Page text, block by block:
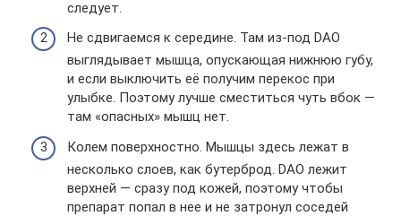
следует.
Не сдвигаемся к середине. Там из-под DAO
выглядывает мышца, опускающая нижнюю губу,
и если выключить её получим перекос при
улыбке. Поэтому лучше сместиться чуть вбок —
там «опасных» мышц нет.
Колем поверхностно. Мышцы здесь лежат в
несколько слоев, как бутерброд. DAO лежит
верхней — сразу под кожей, поэтому чтобы
препарат попал в нее и не затронул соседей